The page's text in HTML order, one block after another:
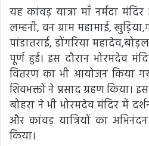
यह कांवड़ यात्रा माँ नर्मदा
लम्हनी, वन ग्राम महामाई,
पांडातराई, डोंगरिया
पूर्ण हुई। इस दौरान भोरमदेव
वितरण का भी आयोजन किया
शिवभक्तों ने प्रसाद ग्रहण किया।
बोहरा ने भी भोरमदेव मंदिर में
और कांवड़ यात्रियों का
किया।